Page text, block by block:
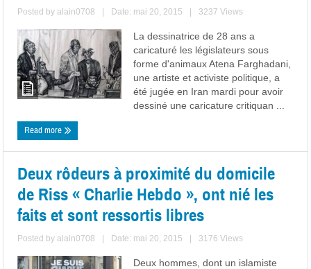
Posted byalain0708 Date: mai 20, 2015 3237 Views
La dessinatrice de 28 ans a
caricaturé les législateurs sous
forme d'animaux Atena Farghadani,
une artiste et activiste politique, a
été jugée en Iran mardi pour avoir
dessiné une caricature critiquan ...
Read more
Deux rôdeurs à proximité du domicile
de Riss « Charlie Hebdo », ont nié les
faits et sont ressortis libres
Posted byalain0708 Date: mai 20, 2015 3176 Views
Deux hommes, dont un islamiste